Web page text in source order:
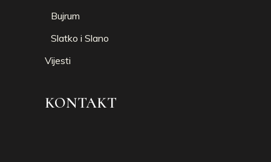
Bujrum
Slatko i Slano
Vijesti
KONTAKT